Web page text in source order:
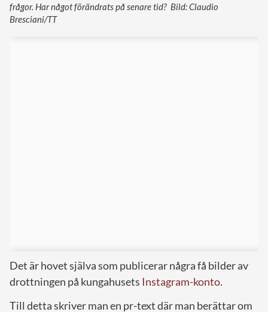
frågor. Har något förändrats på senare tid? Bild: Claudio
Bresciani/TT
Det är hovet själva som publicerar några få bilder av
drottningen på kungahusets Instagram-konto.
Till detta skriver man en pr-text där man berättar om